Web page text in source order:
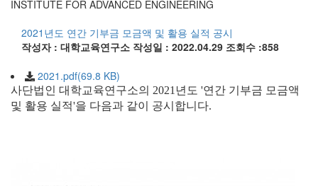
INSTITUTE FOR ADVANCED ENGINEERING
2021년도 연간 기부금 모금액 및 활용 실적 공시
작성자 : 대학교육연구소 작성일 : 2022.04.29 조회수 :858
2021.pdf(69.8 KB)
사단법인 대학교육연구소의 2021년도 '연간 기부금 모금액
및 활용 실적'을 다음과 같이 공시합니다.